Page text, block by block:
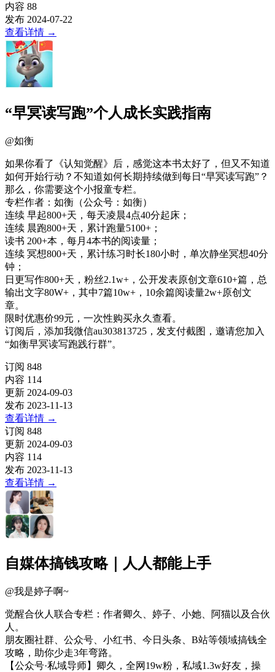
内容 88
发布 2024-07-22
查看详情 →
“早冥读写跑”个人成长实践指南
@如衡
如果你看了《认知觉醒》后，感觉这本书太好了，但又不知道
如何开始行动？不知道如何长期持续做到每日“早冥读写跑”？
那么，你需要这个小报童专栏。
专栏作者：如衡（公众号：如衡）
连续 早起800+天，每天凌晨4点40分起床；
连续 晨跑800+天，累计跑量5100+；
读书 200+本，每月4本书的阅读量；
连续 冥想800+天，累计练习时长180小时，单次静坐冥想40分
钟；
日更写作800+天，粉丝2.1w+，公开发表原创文章610+篇，总
输出文字80W+，其中7篇10w+，10余篇阅读量2w+原创文
章。
限时优惠价99元，一次性购买永久查看。
订阅后，添加我微信au303813725，发支付截图，邀请您加入
“如衡早冥读写跑践行群”。
订阅 848
内容 114
更新 2024-09-03
发布 2023-11-13
查看详情 →
订阅 848
更新 2024-09-03
内容 114
发布 2023-11-13
查看详情 →
自媒体搞钱攻略｜人人都能上手
@我是婷子啊~
觉醒合伙人联合专栏：作者卿久、婷子、小她、阿猫以及合伙
人。
朋友圈社群、公众号、小红书、今日头条、B站等领域搞钱全
攻略，助你少走3年弯路。
【公众号·私域导师】卿久，全网19w粉，私域1.3w好友，操